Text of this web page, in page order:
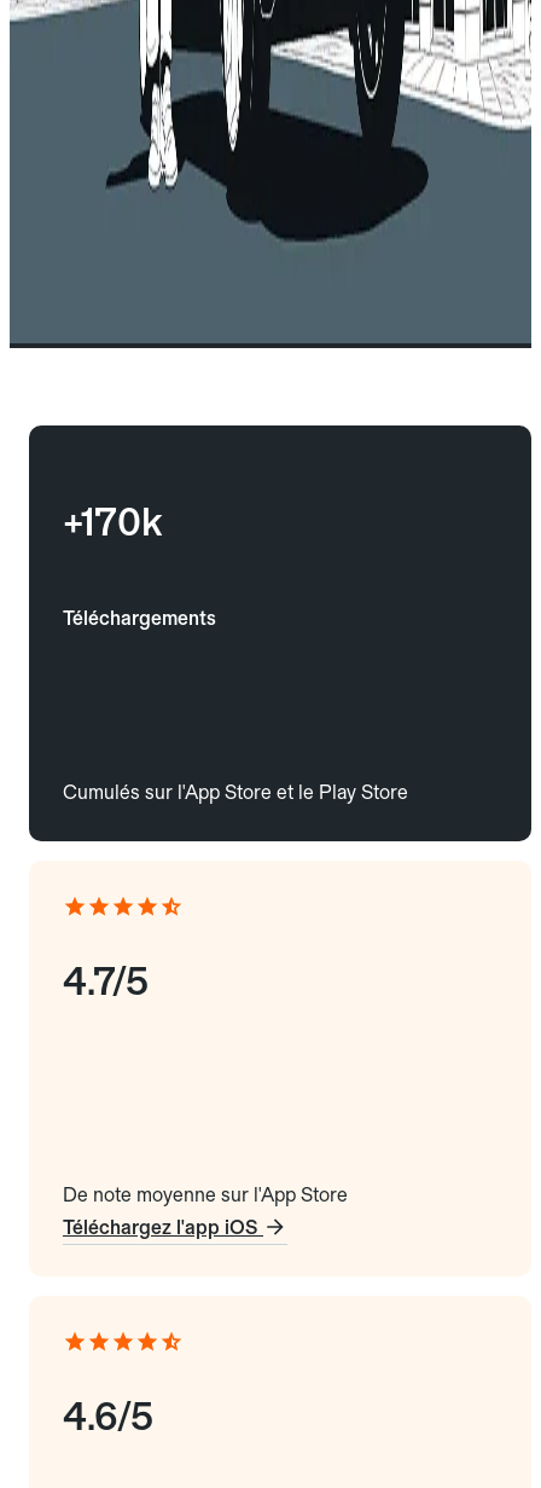
+170k
Téléchargements
Cumulés sur l'App Store et le Play Store
4.7/5
De note moyenne sur l'App Store
Téléchargez l'app iOS
4.6/5